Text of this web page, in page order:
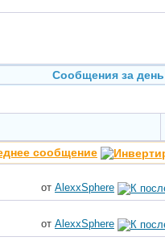
Сообщения за день
сообщение
от AlexxSphere
от AlexxSphere